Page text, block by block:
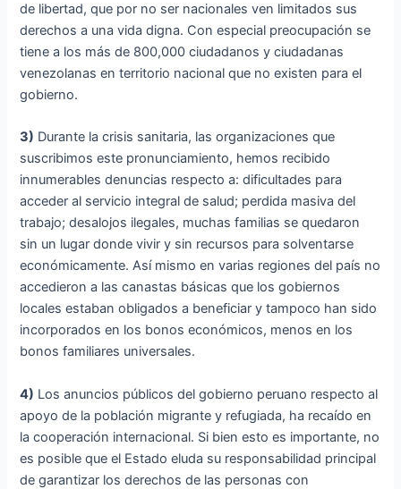
de libertad, que por no ser nacionales ven limitados sus
derechos a una vida digna. Con especial preocupación se
tiene a los más de 800,000 ciudadanos y ciudadanas
venezolanas en territorio nacional que no existen para el
gobierno.
3) Durante la crisis sanitaria, las organizaciones que
suscribimos este pronunciamiento, hemos recibido
innumerables denuncias respecto a: dificultades para
acceder al servicio integral de salud; perdida masiva del
trabajo; desalojos ilegales, muchas familias se quedaron
sin un lugar donde vivir y sin recursos para solventarse
económicamente. Así mismo en varias regiones del país no
accedieron a las canastas básicas que los gobiernos
locales estaban obligados a beneficiar y tampoco han sido
incorporados en los bonos económicos, menos en los
bonos familiares universales.
4) Los anuncios públicos del gobierno peruano respecto al
apoyo de la población migrante y refugiada, ha recaído en
la cooperación internacional. Si bien esto es importante, no
es posible que el Estado eluda su responsabilidad principal
de garantizar los derechos de las personas con